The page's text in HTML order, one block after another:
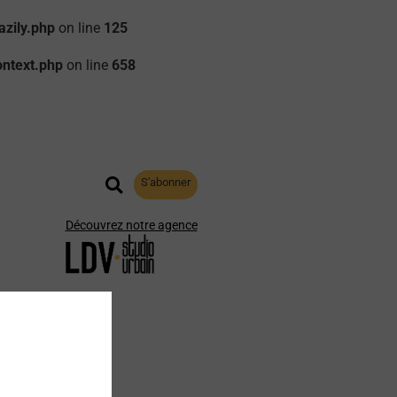
on line 125
on line 658
S'abonner
Découvrez notre agence